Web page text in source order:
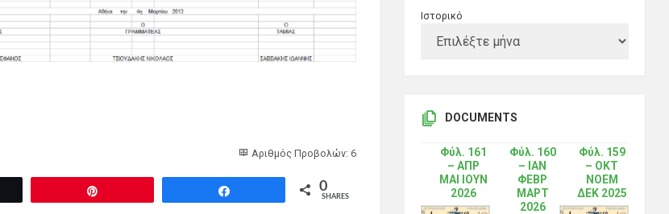
Αριθμός Προβολών: 6
0
SHARES
Ιστορικό
DOCUMENTS
Φύλ. 161
– ΑΠΡ
ΜΑΙ ΙΟΥΝ
2026
Φύλ. 160
– ΙΑΝ
ΦΕΒΡ
ΜΑΡΤ
2026
Φύλ. 159
– ΟΚΤ
ΝΟΕΜ
ΔΕΚ 2025